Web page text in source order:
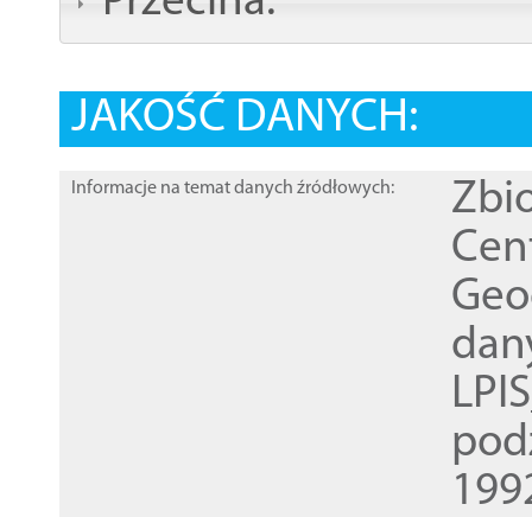
JAKOŚĆ DANYCH:
Informacje na temat danych źródłowych: